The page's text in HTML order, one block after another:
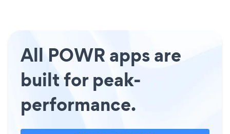
All POWR apps are
built for peak-
performance.